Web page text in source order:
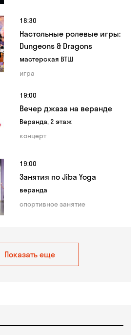
18:30
Настольные ролевые игры:
Dungeons & Dragons
мастерская ВТШ
игра
19:00
Вечер джаза на веранде
Веранда, 2 этаж
концерт
19:00
Занятия по Jiba Yoga
веранда
спортивное занятие
Показать еще